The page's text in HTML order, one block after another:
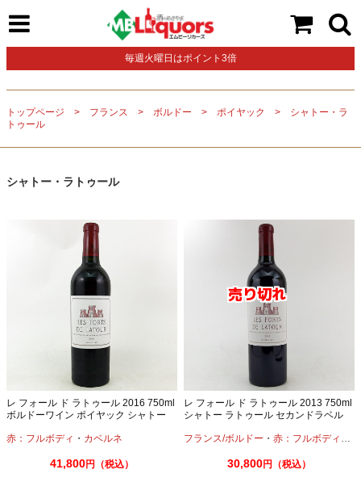
毎週火曜日はポイント3倍
トップページ フランス ボルドー ポイヤック
シャトー・ラ
トゥール
シャトー・ラトゥール
レ フォール ド ラトゥール 2016 750ml
ボルドーワイン ポイヤック シャトー
赤：フルボディ ・ カベルネ
41,800円（税込）
レ フォール ド ラトゥール 2013 750ml
シャトー ラトゥール セカンドラベル
フランス/ボルドー ・赤：フルボディ ・
30,800円（税込）